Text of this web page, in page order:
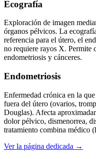
Ecografía
Exploración de imagen
órganos pélvicos. La
referencia para el útero, el
no requiere rayos X. Permite
endometriosis y cánceres.
Endometriosis
Enfermedad crónica en la
fuera del útero (ovarios,
Douglas). Afecta
dolor pélvico, dismenorrea,
tratamiento combina médico
Ver la página dedicada →